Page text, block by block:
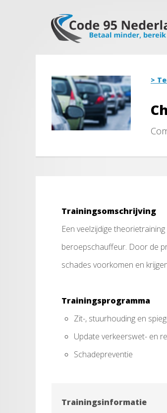
>
Trainingsomschrijving
Een veelzijdige
beroepschauffeur. Door de
schades voorkomen en
Trainingsprogramma
Zit-, stuurhouding en
Update verkeerswet- en
Schadepreventie
Trainingsinformatie